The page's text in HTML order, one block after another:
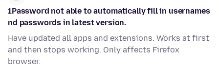
1Password not able to automatically fill in usernames
nd passwords in latest version.
Have updated all apps and extensions. Works at first
and then stops working. Only affects Firefox
browser.